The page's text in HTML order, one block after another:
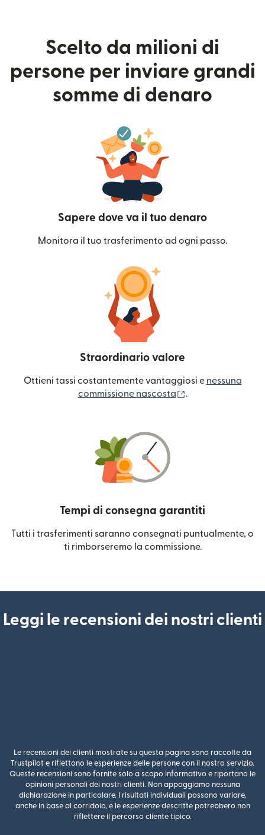
Scelto da milioni di
persone per inviare grandi
somme di denaro
Sapere dove va il tuo denaro
Monitora il tuo trasferimento ad ogni passo.
Straordinario valore
Ottieni tassi costantemente vantaggiosi e nessuna
commissione nascosta
.
Tempi di consegna garantiti
Tutti i trasferimenti saranno consegnati puntualmente, o
ti rimborseremo la commissione.
Leggi le recensioni dei nostri clienti
Le recensioni dei clienti mostrate su questa pagina sono raccolte da
Trustpilot e riflettono le esperienze delle persone con il nostro servizio.
Queste recensioni sono fornite solo a scopo informativo e riportano le
opinioni personali dei nostri clienti. Non appoggiamo nessuna
dichiarazione in particolare. I risultati individuali possono variare,
anche in base al corridoio, e le esperienze descritte potrebbero non
riflettere il percorso cliente tipico.